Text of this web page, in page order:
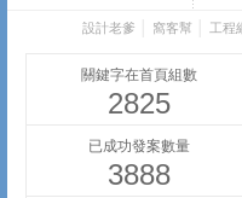
設計老爹 窩客幫 工程
關鍵字在首頁組數
2825
已成功發案數量
3888